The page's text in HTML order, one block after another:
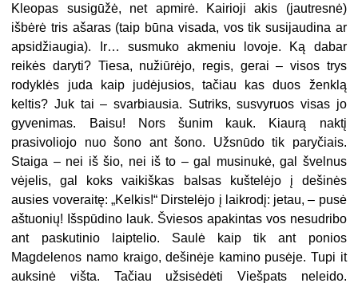
Kleopas susigūžė, net apmirė. Kairioji akis (jautresnė)
išbėrė tris ašaras (taip būna visada, vos tik susijaudina ar
apsidžiaugia). Ir… susmuko akmeniu lovoje. Ką dabar
reikės daryti? Tiesa, nužiūrėjo, regis, gerai – visos trys
rodyklės juda kaip judėjusios, tačiau kas duos ženklą
keltis? Juk tai – svarbiausia. Sutriks, susvyruos visas jo
gyvenimas. Baisu! Nors šunim kauk. Kiaurą naktį
prasivoliojo nuo šono ant šono. Užsnūdo tik paryčiais.
Staiga – nei iš šio, nei iš to – gal musinukė, gal švelnus
vėjelis, gal koks vaikiškas balsas kuštelėjo į dešinės
ausies voveraitę: „Kelkis!“ Dirstelėjo į laikrodį: jetau, – pusė
aštuonių! Išspūdino lauk. Šviesos apakintas vos nesudribo
ant paskutinio laiptelio. Saulė kaip tik ant ponios
Magdelenos namo kraigo, dešinėje kamino pusėje. Tupi it
auksinė višta. Tačiau užsisėdėti Viešpats neleido.